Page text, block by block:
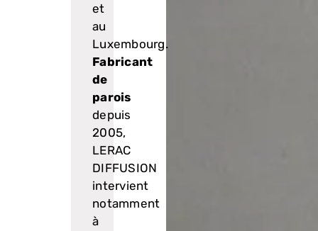
et
au
Luxembourg.
Fabricant
de
parois
depuis
2005,
LERAC
DIFFUSION
intervient
notamment
à